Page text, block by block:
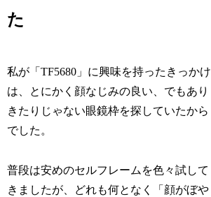
た
私が「TF5680」に興味を持ったきっかけ
は、とにかく顔なじみの良い、でもあり
きたりじゃない眼鏡枠を探していたから
でした。
普段は安めのセルフレームを色々試して
きましたが、どれも何となく「顔がぼや